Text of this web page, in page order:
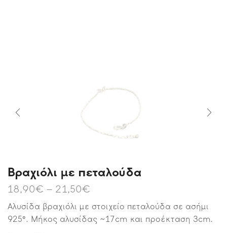
Βραχιόλι με πεταλούδα
18,90€ – 21,50€
Αλυσίδα βραχιόλι με στοιχείο πεταλούδα σε ασήμι
925°. Μήκος αλυσίδας ~17cm και προέκταση 3cm.